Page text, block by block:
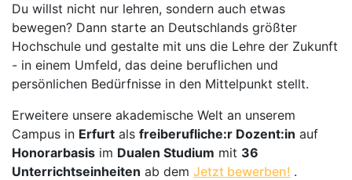
Du willst nicht nur lehren, sondern auch etwas
bewegen? Dann starte an Deutschlands größter
Hochschule und gestalte mit uns die Lehre der Zukunft
- in einem Umfeld, das deine beruflichen und
persönlichen Bedürfnisse in den Mittelpunkt stellt.
Erweitere unsere akademische Welt an unserem
Campus in Erfurt als freiberufliche:r Dozent:in auf
Honorarbasis im Dualen Studium mit 36
Unterrichtseinheiten ab dem Jetzt bewerben! .